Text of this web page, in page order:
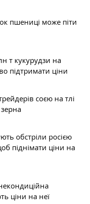
пшениці може піти
т кукурудзи на
підтримати ціни
соєю на тлі
обстріли росією
піднімати ціни на
ціни на неї